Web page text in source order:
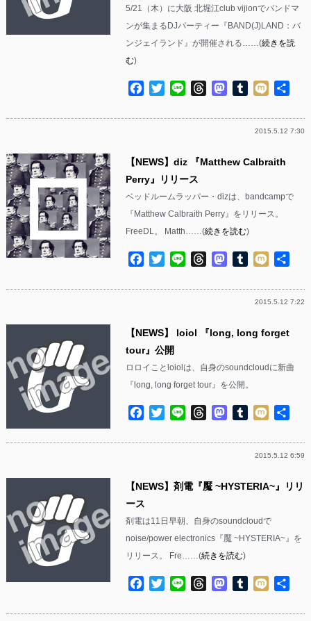
5/21（木）に大阪 北堀江club vijionでバンドマ
ンが集まるDJパーティー『BAND(J)LAND：バ
ンジェイランド』が開催される……(続きを読
む)
Facebook
TwitterLine ThreadsMastodon
Tumblr
Mixi
2015.5.12 7:30
【NEWS】diz 『Matthew Calbraith
Perry』リリース
ベッドルームラッパー・dizは、bandcampで
『Matthew Calbraith Perry』をリリース。
FreeDL。 Matth……(続きを読む)
Facebook
TwitterLine ThreadsMastodon
Tumblr
Mixi
2015.5.12 7:22
【NEWS】 loiol 『long, long forget
tour』公開
ロロイことloiolは、自身のsoundcloudに新曲
『long, long forget tour』を公開。
Facebook
TwitterLine ThreadsMastodon
Tumblr
Mixi
2015.5.12 6:59
【NEWS】剤電『魘 ~HYSTERIA~』リリ
ース
剤電は11日早朝、自身のsoundcloudで
noise/power electronics『魘 ~HYSTERIA~』を
リリース。 Fre……(続きを読む)
Facebook
TwitterLine ThreadsMastodon
Tumblr
Mixi